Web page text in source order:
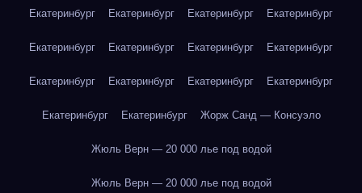
Екатеринбург Екатеринбург Екатеринбург Екатеринбург
Екатеринбург Екатеринбург Екатеринбург Екатеринбург
Екатеринбург Екатеринбург Екатеринбург Екатеринбург
Екатеринбург Екатеринбург Жорж Санд — Консуэло
Жюль Верн — 20 000 лье под водой
Жюль Верн — 20 000 лье под водой